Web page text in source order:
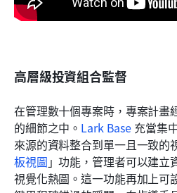
高層級投資組合監督
在管理數十個專案時，專案計畫
的細節之中。 Lark Base 充當集
來源的資料整合到單一且一致的
板視圖 」功能，管理者可以建
視覺化熱圖。這一功能再加上可